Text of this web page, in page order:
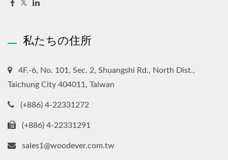
私たちの住所
4F.-6, No. 101, Sec. 2, Shuangshi Rd., North Dist.,
Taichung City 404011, Taiwan
(+886) 4-22331272
(+886) 4-22331291
sales1@woodever.com.tw